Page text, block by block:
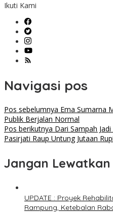
Ikuti Kami
Navigasi pos
Pos sebelumnya Ema Sumarna
Publik Berjalan Normal
Pos berikutnya Dari Sampah
Pasirjati Raup Untung Jutaan
Jangan Lewatkan
UPDATE : Proyek
Rampung, Ketebalan